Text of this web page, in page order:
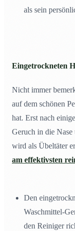
als sein
Eingetrockneten
Nicht immer
auf dem schönen
hat. Erst nach
Geruch in die
wird als Übeltäter
am effektivsten
Den
Waschmittel-
den Reiniger